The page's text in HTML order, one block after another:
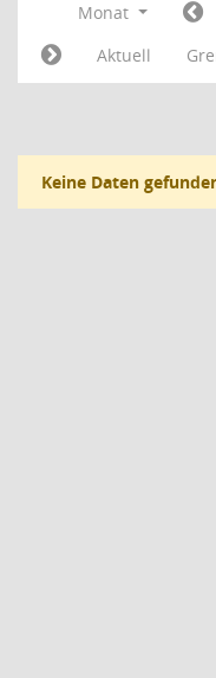
Monat
Aktuell
Keine Daten